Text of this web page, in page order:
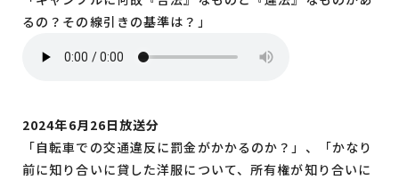
るの？その線引きの基準は？」
2024年6月26日放送分
「自転車での交通違反に罰金がかかるのか？」、「かなり
前に知り合いに貸した洋服について、所有権が知り合いに